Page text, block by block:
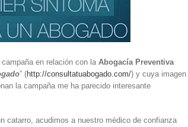
en relación con la Abogacía Preventiva
” (http://consultatuabogado.com/) y cuya imagen
la campaña me ha parecido interesante
catarro, acudimos a nuestro médico de confianza